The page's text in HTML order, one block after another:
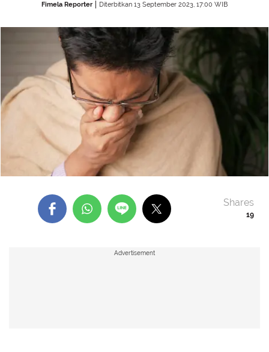
Fimela Reporter Diterbitkan 13 September 2023, 17:00 WIB
19
Shares
Advertisement